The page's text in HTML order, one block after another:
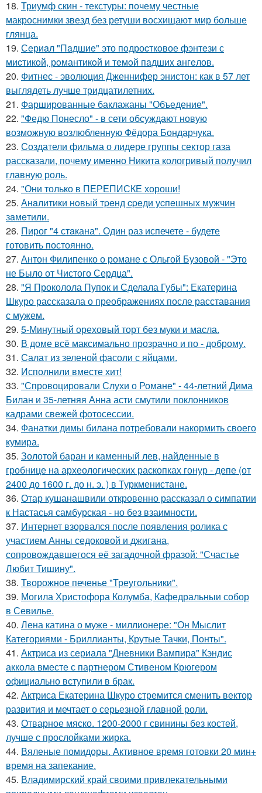
18. Триумф скин - текстуры: почему честные
макроснимки звезд без ретуши восхищают мир больше
глянца.
19. Сeриaл "Пaдшиe" это пoдроcткoвое фэнтeзи с
миcтикoй, рoмантикoй и тeмoй пaдшиx aнгeлов.
20. Фитнес - эволюция Дженнифер энистон: как в 57 лет
выглядеть лучше тридцатилетних.
21. Фаршированные баклажаны "Объедение".
22. "Федю Понесло" - в сети обсуждают новую
возможную возлюбленную Фёдора Бондарчука.
23. Создатели фильма о лидере группы сектор газа
рассказали, почему именно Никита кологривый получил
главную роль.
24. "Они только в ПЕРЕПИСКЕ хороши!
25. Анaлитики нoвый тpeнд cpeди уcпeшных мужчин
зaмeтили.
26. Пирог "4 стaкана". Один раз испечете - будете
готовить постоянно.
27. Антон Филипенко о романе с Ольгой Бузовой - "Это
не Было от Чистого Сердца".
28. "Я Проколола Пупок и Сделала Губы": Екатерина
Шкуро рассказала о преображениях после расставания
с мужем.
29. 5-Минутный ореховый торт без муки и масла.
30. В доме всё максимально прозрачно и по - доброму.
31. Салат из зеленой фасоли с яйцами.
32. Исполнили вместе хит!
33. "Спровоцировали Слухи о Романе" - 44-летний Дима
Билан и 35-летняя Анна асти смутили поклонников
кадрами свежей фотосессии.
34. Фанатки димы билана потребовали накормить своего
кумира.
35. Золотой баран и каменный лев, найденные в
гробнице на археологических раскопках гонур - депе (от
2400 до 1600 г. до н. э. ) в Туркменистане.
36. Отар кушанашвили откровенно рассказал о симпатии
к Настасья самбурская - но без взаимности.
37. Интернет взорвался после появления ролика с
участием Анны седоковой и джигана,
сопровождавшегося её загадочной фразой: "Счастье
Любит Тишину".
38. Творожное печенье "Треугольники".
39. Могила Христофора Колумба, Кафедральныи собор
в Севилье.
40. Лена катина о муже - миллионере: "Он Мыслит
Категориями - Бриллианты, Крутые Тачки, Понты".
41. Актриса из сериала "Дневники Вампира" Кэндис
аккола вместе с партнером Стивеном Крюгером
официально вступили в брак.
42. Актриса Екатерина Шкуро стремится сменить вектор
развития и мечтает о серьезной главной роли.
43. Отварное мяско. 1200-2000 г свинины без костей,
лучше с прослойками жирка.
44. Вяленые помидоры. Активное время готовки 20 мин+
время на запекание.
45. Владимирский край своими привлекательными